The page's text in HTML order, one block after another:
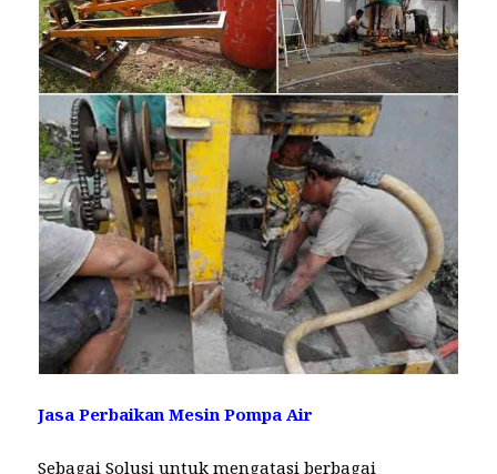
Jasa Perbaikan Mesin Pompa Air
Sebagai Solusi untuk mengatasi berbagai